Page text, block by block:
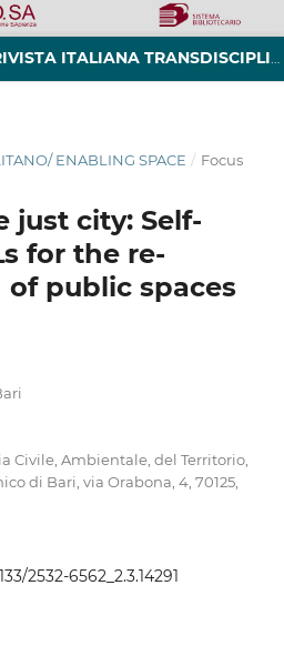
TRACCE URBANE. RIVISTA ITALIANA TRANSDISCIPLINARE DI STUDI URBANI
ENABLING SPACE / Focus
just city: Self-
for the re-
public spaces
Civile, Ambientale, del Territorio,
di Bari, via Orabona, 4, 70125,
2532-6562_2.3.14291